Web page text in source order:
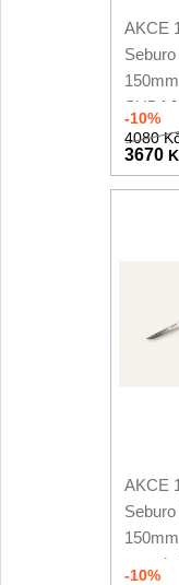
AKCE
-10%
4080
3670
AKCE
-10%